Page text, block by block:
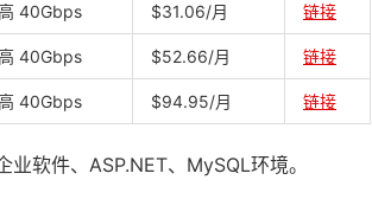
40Gbps $31.06/月 链接
40Gbps $52.66/月 链接
40Gbps $94.95/月 链接
软件、ASP.NET、MySQL环境。